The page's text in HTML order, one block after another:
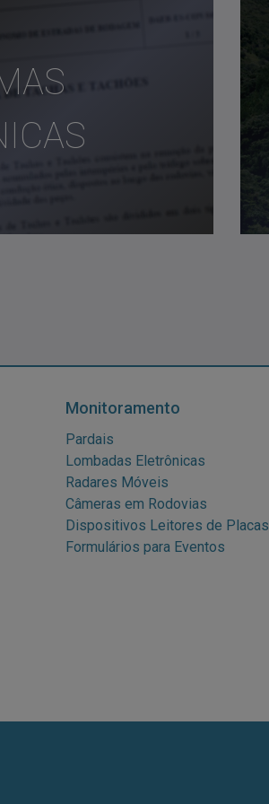
Monitoramento
Pardais
Lombadas Eletrônicas
Radares Móveis
Câmeras em Rodovias
Dispositivos Leitores de Placas
Formulários para Eventos